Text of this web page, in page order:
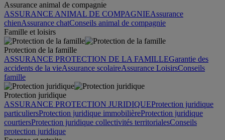
Assurance animal de compagnie
ASSURANCE ANIMAL DE COMPAGNIEAssurance
chienAssurance chatConseils animal de compagnie
Famille et loisirs
Protection de la famille
ASSURANCE PROTECTION DE LA FAMILLEGarantie des
accidents de la vieAssurance scolaireAssurance LoisirsConseils
famille
Protection juridique
ASSURANCE PROTECTION JURIDIQUEProtection juridique
particuliersProtection juridique immobilièreProtection juridique
courtiersProtection juridique collectivités territorialesConseils
protection juridique